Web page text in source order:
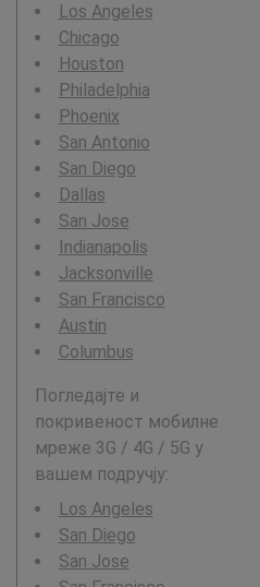
Los Angeles
Chicago
Houston
Philadelphia
Phoenix
San Antonio
San Diego
Dallas
San Jose
Indianapolis
Jacksonville
San Francisco
Austin
Columbus
Погледајте и
покривеност мобилне
мреже 3G / 4G / 5G у
вашем подручју:
Los Angeles
San Diego
San Jose